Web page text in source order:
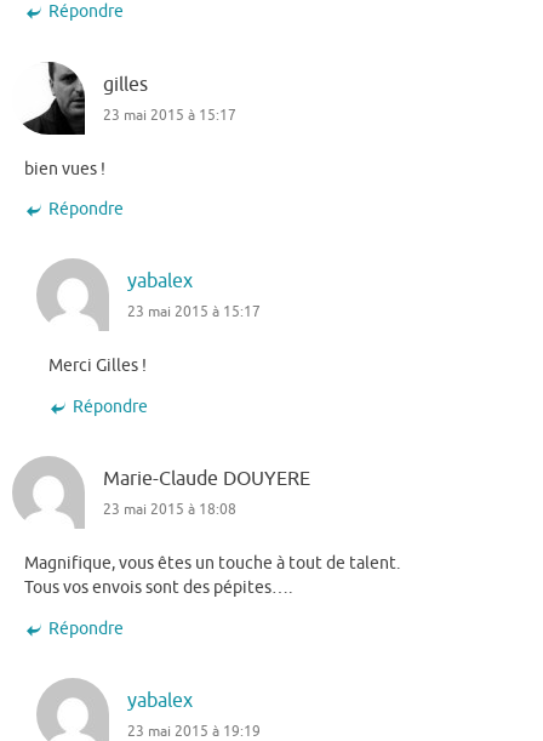
Répondre
gilles
23 mai 2015 à 15:17
bien vues !
Répondre
yabalex
23 mai 2015 à 15:17
Merci Gilles !
Répondre
Marie-Claude DOUYERE
23 mai 2015 à 18:08
Magnifique, vous êtes un touche à tout de talent.
Tous vos envois sont des pépites….
Répondre
yabalex
23 mai 2015 à 19:19